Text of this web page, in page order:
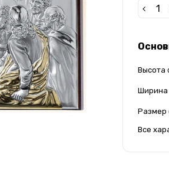
Высота
Ширина
Размер
Все